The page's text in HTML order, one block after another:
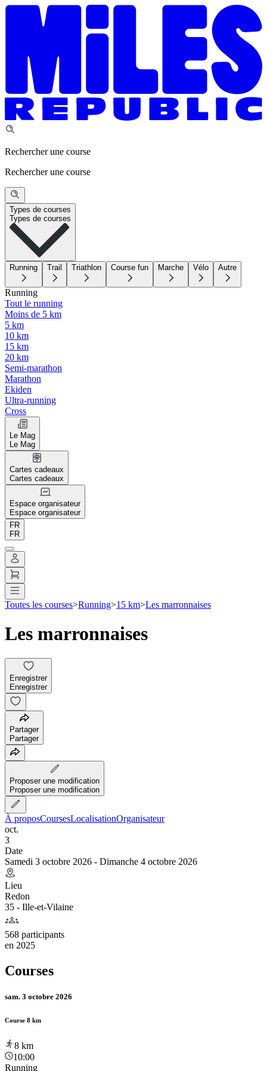
Rechercher une course
Rechercher une course
Types de courses
Types de courses
Running Trail Triathlon Course fun Marche Vélo Autre
Running
Tout le running
Moins de 5 km
5 km
10 km
15 km
20 km
Semi-marathon
Marathon
Ekiden
Ultra-running
Cross
Le Mag
Le Mag
Cartes cadeaux
Cartes cadeaux
Espace organisateur
Espace organisateur
FR
FR
Toutes les courses>Running>15 km>Les marronnaises
Les marronnaises
Enregistrer
Enregistrer
Partager
Partager
Proposer une modification
Proposer une modification
À proposCoursesLocalisationOrganisateur
oct.
3
Date
Samedi 3 octobre 2026 - Dimanche 4 octobre 2026
Lieu
Redon
35 - Ille-et-Vilaine
568 participants
en 2025
Courses
sam. 3 octobre 2026
Course 8 km
8 km
10:00
Running